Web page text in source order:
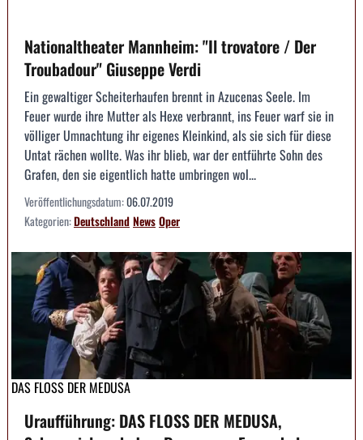
Nationaltheater Mannheim: "Il trovatore / Der
Troubadour" Giuseppe Verdi
Ein gewaltiger Scheiterhaufen brennt in Azucenas Seele. Im
Feuer wurde ihre Mutter als Hexe verbrannt, ins Feuer warf sie in
völliger Umnachtung ihr eigenes Kleinkind, als sie sich für diese
Untat rächen wollte. Was ihr blieb, war der entführte Sohn des
Grafen, den sie eigentlich hatte umbringen wol...
Veröffentlichungsdatum:06.07.2019
Kategorien:DeutschlandNewsOper
DAS FLOSS DER MEDUSA
Uraufführung: DAS FLOSS DER MEDUSA,